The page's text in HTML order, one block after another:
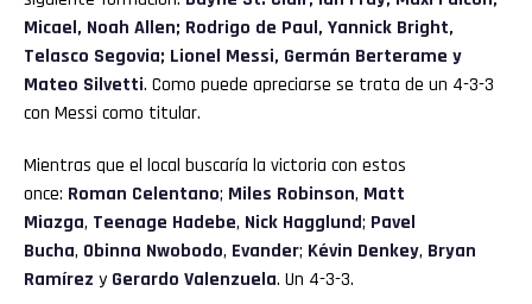
Micael, Noah Allen; Rodrigo de Paul, Yannick Bright,
Telasco Segovia; Lionel Messi, Germán Berterame y
Mateo Silvetti. Como puede apreciarse se trata de un 4-3-3
con Messi como titular.
Mientras que el local buscaría la victoria con estos
once: Roman Celentano; Miles Robinson, Matt
Miazga, Teenage Hadebe, Nick Hagglund; Pavel
Bucha, Obinna Nwobodo, Evander; Kévin Denkey, Bryan
Ramírez y Gerardo Valenzuela. Un 4-3-3.